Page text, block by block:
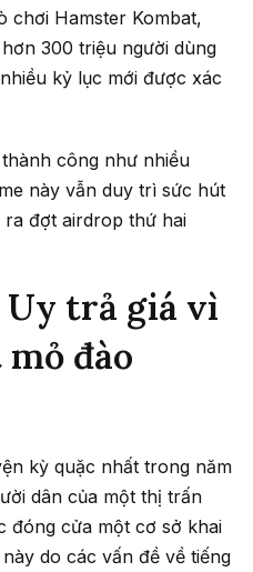
chơi Hamster Kombat,
300 triệu người dùng
kỷ lục mới được xác
công như nhiều
này vẫn duy trì sức hút
đợt airdrop thứ hai
Uy trả giá vì
đào
kỳ quặc nhất trong năm
dân của một thị trấn
đóng cửa một cơ sở khai
do các vấn đề về tiếng